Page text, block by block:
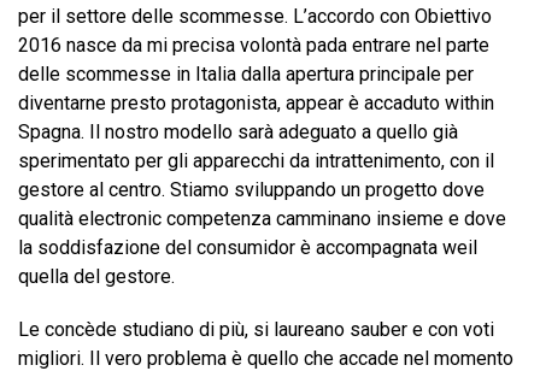
per il settore delle scommesse. L’accordo con Obiettivo
2016 nasce da mi precisa volontà pada entrare nel parte
delle scommesse in Italia dalla apertura principale per
diventarne presto protagonista, appear è accaduto within
Spagna. Il nostro modello sarà adeguato a quello già
sperimentato per gli apparecchi da intrattenimento, con il
gestore al centro. Stiamo sviluppando un progetto dove
qualità electronic competenza camminano insieme e dove
la soddisfazione del consumidor è accompagnata weil
quella del gestore.
Le concède studiano di più, si laureano sauber e con voti
migliori. Il vero problema è quello che accade nel momento